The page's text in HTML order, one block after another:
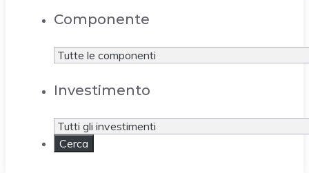
Componente
Investimento